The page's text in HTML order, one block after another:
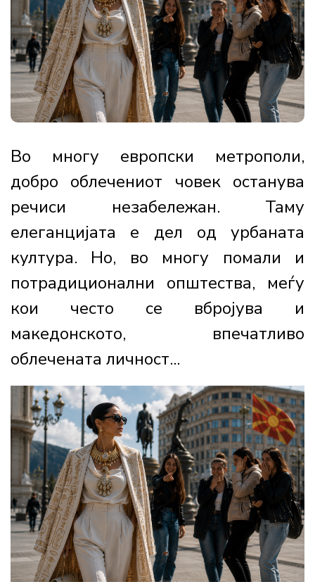
Во многу европски метрополи,
добро облечениот човек останува
речиси незабележан. Таму
елеганцијата е дел од урбаната
култура. Но, во многу помали и
потрадиционални општества, меѓу
кои често се вбројува и
македонското, впечатливо
облечената личност...